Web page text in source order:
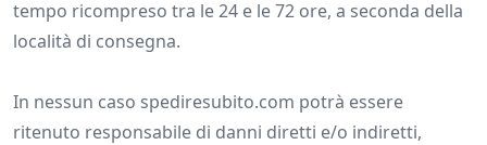
tempo ricompreso tra le 24 e le 72 ore, a seconda della
località di consegna.
In nessun caso spediresubito.com potrà essere
ritenuto responsabile di danni diretti e/o indiretti,